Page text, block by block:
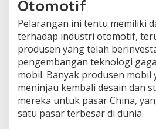
Otomotif
Pelarangan ini tentu memiliki
terhadap industri otomotif,
produsen yang telah
pengembangan teknologi
mobil. Banyak produsen mobil
meninjau kembali desain dan
mereka untuk pasar China,
satu pasar terbesar di dunia.